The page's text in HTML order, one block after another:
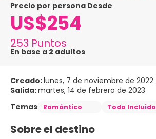
precio por persona Desde
US$254
253 Puntos
En base a 2 adultos
Creado:lunes, 7 de noviembre de 2022
Salida:martes, 14 de febrero de 2023
Temas
Romántico Todo Incluido
Sobre el destino